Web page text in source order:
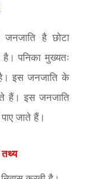
जनजाति है छोटा
पनिका मुख्यतः
इस जनजाति के
हैं। इस जनजाति
जाते हैं।